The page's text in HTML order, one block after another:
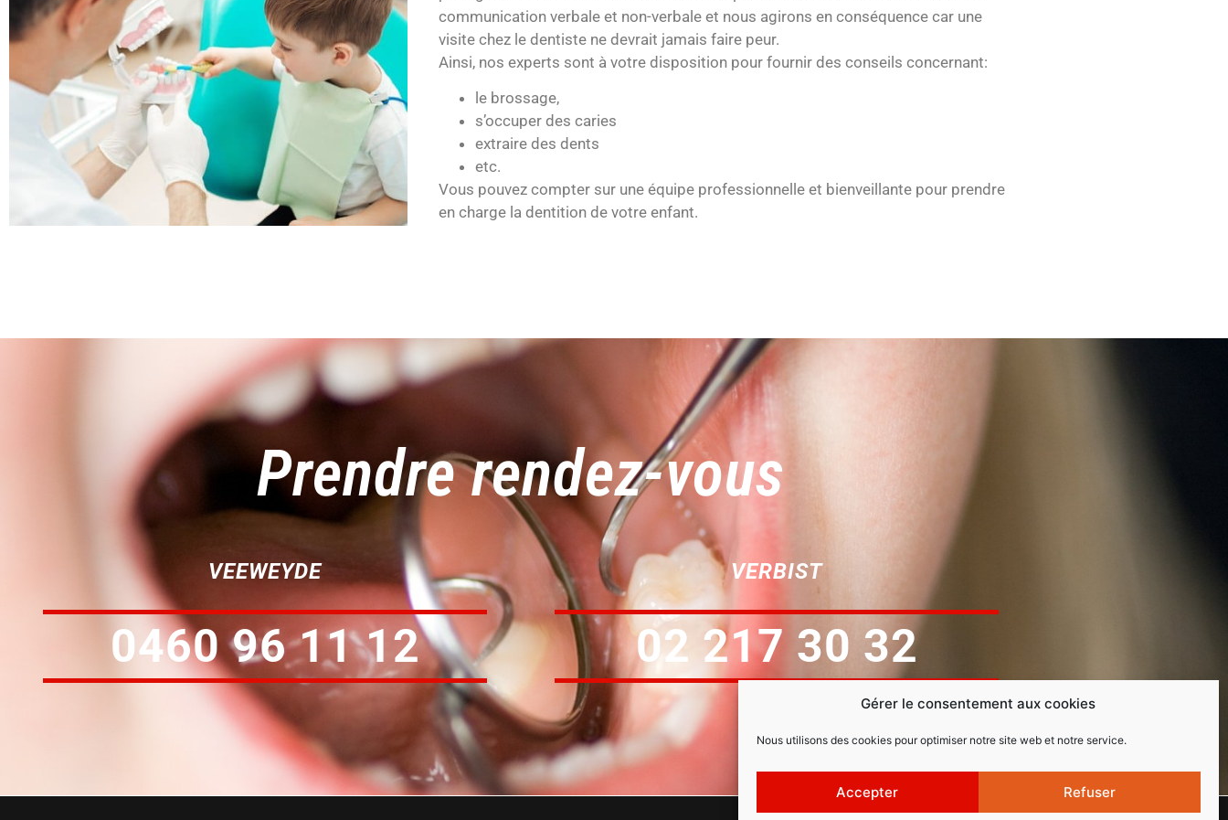
Gérer le consentement aux cookies
Nous utilisons des cookies pour optimiser notre site web et notre service.
Accepter Refuser
communication verbale et non-verbale et nous agirons en conséquence car une
visite chez le dentiste ne devrait jamais faire peur.
Ainsi, nos experts sont à votre disposition pour fournir des conseils concernant:
le brossage,
s’occuper des caries
extraire des dents
etc.
Vous pouvez compter sur une équipe professionnelle et bienveillante pour prendre
en charge la dentition de votre enfant.
Prendre rendez-vous
VEEWEYDE
0460 96 11 12
VERBIST
02 217 30 32